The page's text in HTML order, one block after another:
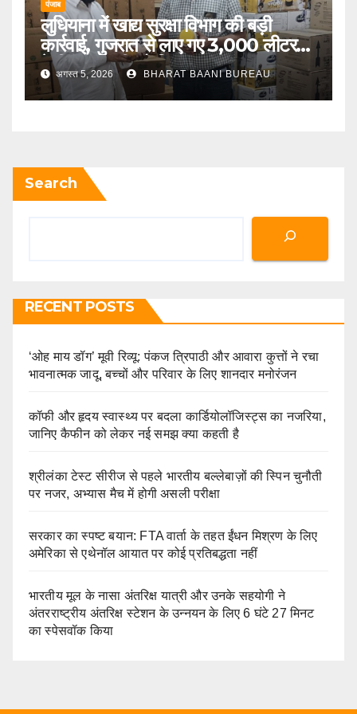
पंजाब
लुधियाना में खाद्य सुरक्षा विभाग की बड़ी
कार्रवाई, गुजरात से लाए गए 3,000 लीटर
देसी गाय के घी को किया जब्त
अगस्त 5, 2026 BHARAT BAANI BUREAU
Search
RECENT POSTS
‘ओह माय डॉग’ मूवी रिव्यू: पंकज त्रिपाठी और आवारा कुत्तों ने रचा
भावनात्मक जादू, बच्चों और परिवार के लिए शानदार मनोरंजन
कॉफी और हृदय स्वास्थ्य पर बदला कार्डियोलॉजिस्ट्स का नजरिया,
जानिए कैफीन को लेकर नई समझ क्या कहती है
श्रीलंका टेस्ट सीरीज से पहले भारतीय बल्लेबाज़ों की स्पिन चुनौती
पर नजर, अभ्यास मैच में होगी असली परीक्षा
सरकार का स्पष्ट बयान: FTA वार्ता के तहत ईंधन मिश्रण के लिए
अमेरिका से एथेनॉल आयात पर कोई प्रतिबद्धता नहीं
भारतीय मूल के नासा अंतरिक्ष यात्री और उनके सहयोगी ने
अंतरराष्ट्रीय अंतरिक्ष स्टेशन के उन्नयन के लिए 6 घंटे 27 मिनट
का स्पेसवॉक किया